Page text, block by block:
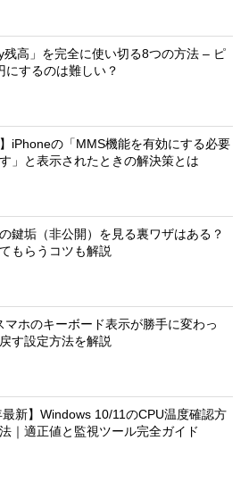
残高」を完全に使い切る8つの方法 – ピ
にするのは難しい？
】iPhoneの「MMS機能を有効にする必要
」と表示されたときの解決策とは
鍵垢（非公開）を見る裏ワザはある？
もらうコツも解説
マホのキーボード表示が勝手に変わっ
す設定方法を解説
最新】Windows 10/11のCPU温度確認方
｜適正値と監視ツール完全ガイド